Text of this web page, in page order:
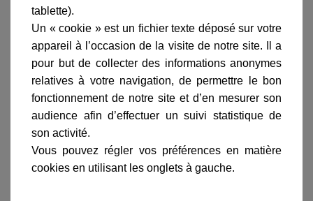
En savoir plus sur :
Bloc argent-Astro Lighting
applique murale LED up & down
Bloc ici
Astro
Lightingspécialiste enluminaires de salle de
bains.
Retrouvez toute la gamme Bloc en vente sur notre
site.
Les luminaires Astrolighting sont fiables et la finition
est soignée.
tablette).
Un « cookie » est un fichier texte déposé sur votre
appareil à l’occasion de la visite de notre site. Il a
pour but de collecter des informations anonymes
relatives à votre navigation, de permettre le bon
fonctionnement de notre site et d’en mesurer son
audience afin d’effectuer un suivi statistique de
son activité.
Vous pouvez régler vos préférences en matière
cookies en utilisant les onglets à gauche.